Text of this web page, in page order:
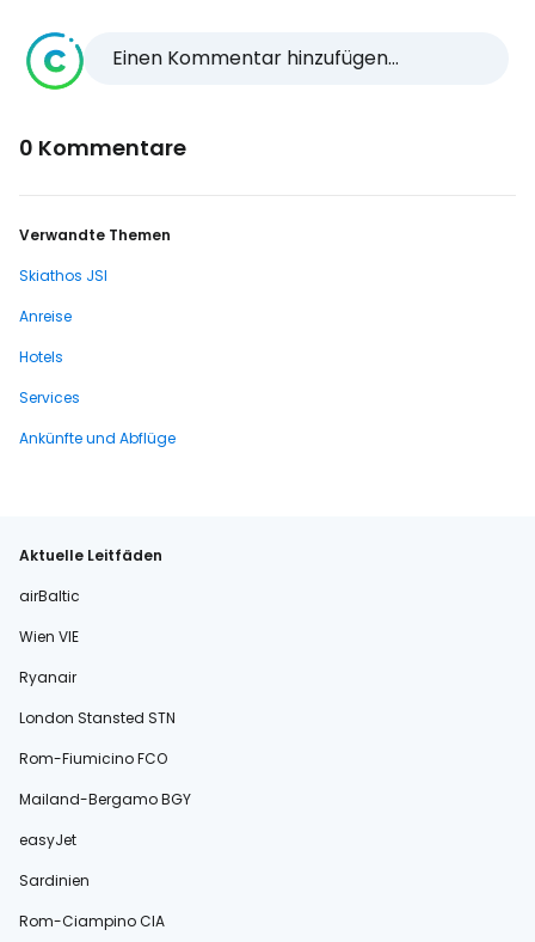
Einen Kommentar hinzufügen...
0 Kommentare
Verwandte Themen
Skiathos JSI
Anreise
Hotels
Services
Ankünfte und Abflüge
Aktuelle Leitfäden
airBaltic
Wien VIE
Ryanair
London Stansted STN
Rom-Fiumicino FCO
Mailand-Bergamo BGY
easyJet
Sardinien
Rom-Ciampino CIA